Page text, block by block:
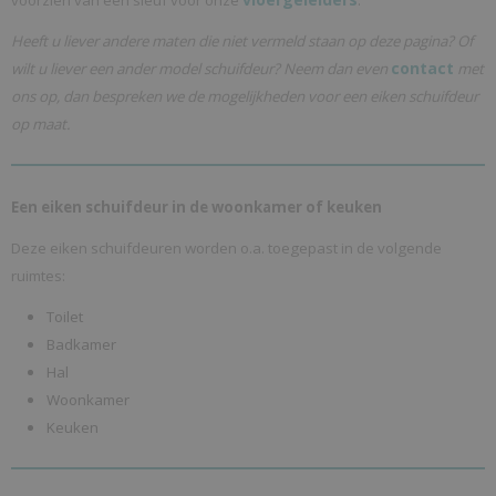
Heeft u liever andere maten die niet vermeld staan op deze pagina? Of
wilt u liever een ander model schuifdeur? Neem dan even contact met
ons op, dan bespreken we de mogelijkheden voor een eiken schuifdeur
op maat.
Een eiken schuifdeur in de woonkamer of keuken
Deze eiken schuifdeuren worden o.a. toegepast in de volgende
ruimtes:
Toilet
Badkamer
Hal
Woonkamer
Keuken